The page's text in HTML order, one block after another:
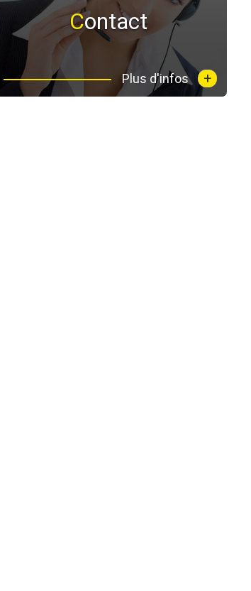
Contact
Plus d'infos +